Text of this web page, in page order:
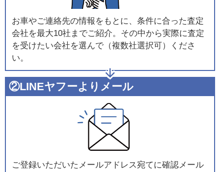
お車やご連絡先の情報をもとに、条件に合った査定
会社を最大10社までご紹介。その中から実際に査定
を受けたい会社を選んで（複数社選択可）くださ
い。
②LINEヤフーよりメール
ご登録いただいたメールアドレス宛てに確認メール